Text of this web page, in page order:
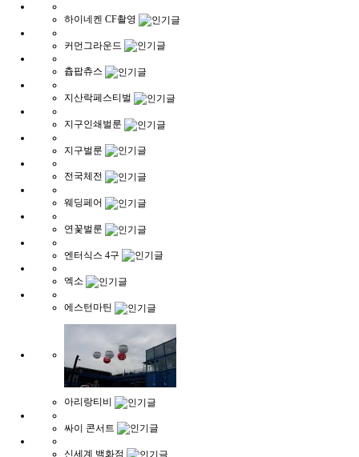
하이네켄 CF촬영
커먼그라운드
츕팝츄스
지산락페스티벌
지구인쇄벌룬
지구벌룬
전국체전
웨딩페어
연꽃벌룬
엔터식스 4구
엑소
에스턴마틴
아리랑티비
싸이 콘서트
신세계 백화점